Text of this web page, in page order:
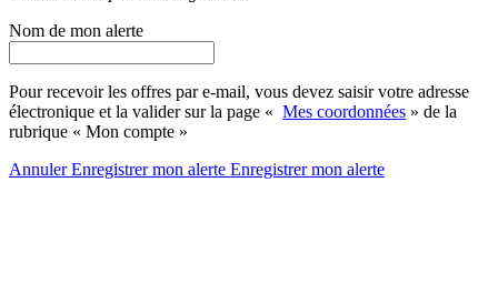
Nom de mon alerte
Pour recevoir les offres par e-mail, vous devez saisir votre adresse
électronique et la valider sur la page « Mes coordonnées » de la
rubrique « Mon compte »
AnnulerEnregistrer mon alerte Enregistrermon alerte